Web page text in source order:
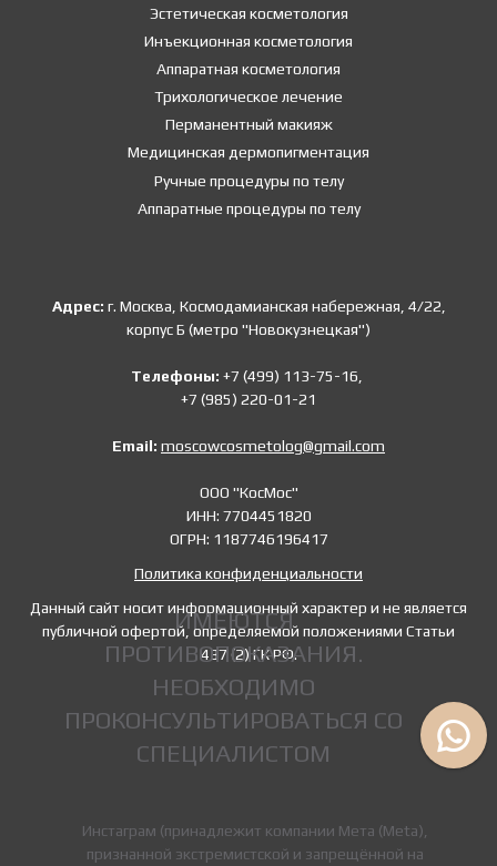
Эстетическая косметология
Инъекционная косметология
Аппаратная косметология
Трихологическое лечение
Перманентный макияж
Медицинская дермопигментация
Ручные процедуры по телу
Аппаратные процедуры по телу
Адрес: г. Москва, Космодамианская набережная, 4/22,
корпус Б (метро "Новокузнецкая")
Телефоны: +7 (499) 113-75-16,
+7 (985) 220-01-21
Email: moscowcosmetolog@gmail.com
ООО "КосМос"
ИНН: 7704451820
ОГРН: 1187746196417
Политика конфиденциальности
Данный сайт носит информационный характер и не является
публичной офертой, определяемой положениями Статьи
437 (2) ГК РФ.
Инстаграм (принадлежит компании Мета (Meta),
признанной экстремистской и запрещённой на
ИМЕЮТСЯ
ПРОТИВОПОКАЗАНИЯ.
НЕОБХОДИМО
ПРОКОНСУЛЬТИРОВАТЬСЯ СО
СПЕЦИАЛИСТОМ